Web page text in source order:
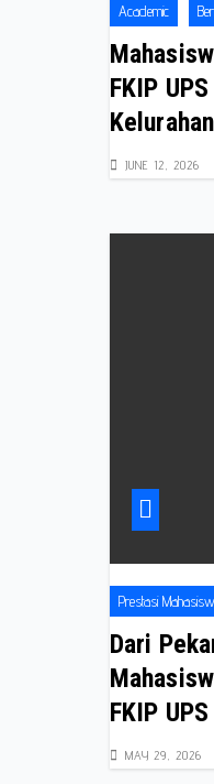
Academic
FKIP
Jelantah
JUNE 12, 2026
Prestasi
Dari
FKIP
Jadi Teh
MAY 29, 2026